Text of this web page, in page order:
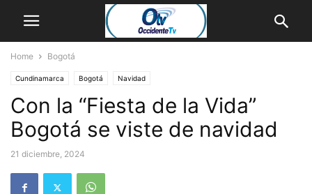
Home Bogotá
Cundinamarca Bogotá Navidad
Con la “Fiesta de la Vida”
Bogotá se viste de navidad
21 diciembre, 2024